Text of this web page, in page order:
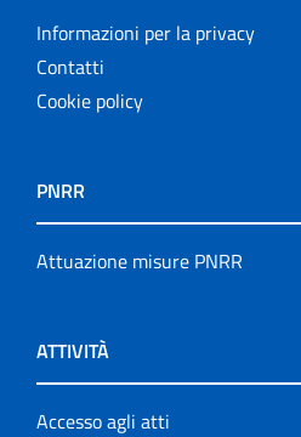
Informazioni per la privacy
Contatti
Cookie policy
PNRR
Attuazione misure PNRR
ATTIVITÀ
Accesso agli atti